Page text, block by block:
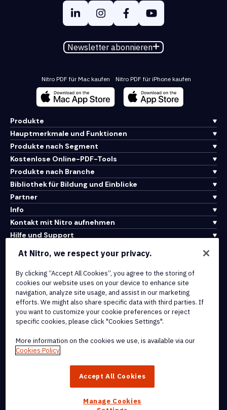
Newsletter abonnieren
Nitro PDF für Mac kaufen Nitro PDF für iPhone kaufen
Produkte
Hauptmerkmale und Funktionen
Produkte nach Segment
Kostenlose Online-PDF-Tools
Produkte nach Branche
Bibliothek für Bildung und Einblicke
Partner
Info
Kontakt mit Nitro aufnehmen
Hilfe und Support
Nutzungsbedingungen
Cookie-Richtlinie
Copyright-Richtlinie
Alle Bedingungen und Richtlinien
Marken von Nitro Software, Inc. oder seinen verbundenen
At Nitro, we respect your privacy.
By clicking “Accept All Cookies”, you agree to the storing of
cookies our website uses on your device to enhance site
navigation, analyze site usage, and assist in our marketing
efforts. We might also share specific data with third parties. If
you want to customize your cookie preferences or reject
specific cookies, please click "Cookies Settings".
More information on the cookies we use, is available via our
Cookies Policy
Accept All Cookies
Manage Cookies